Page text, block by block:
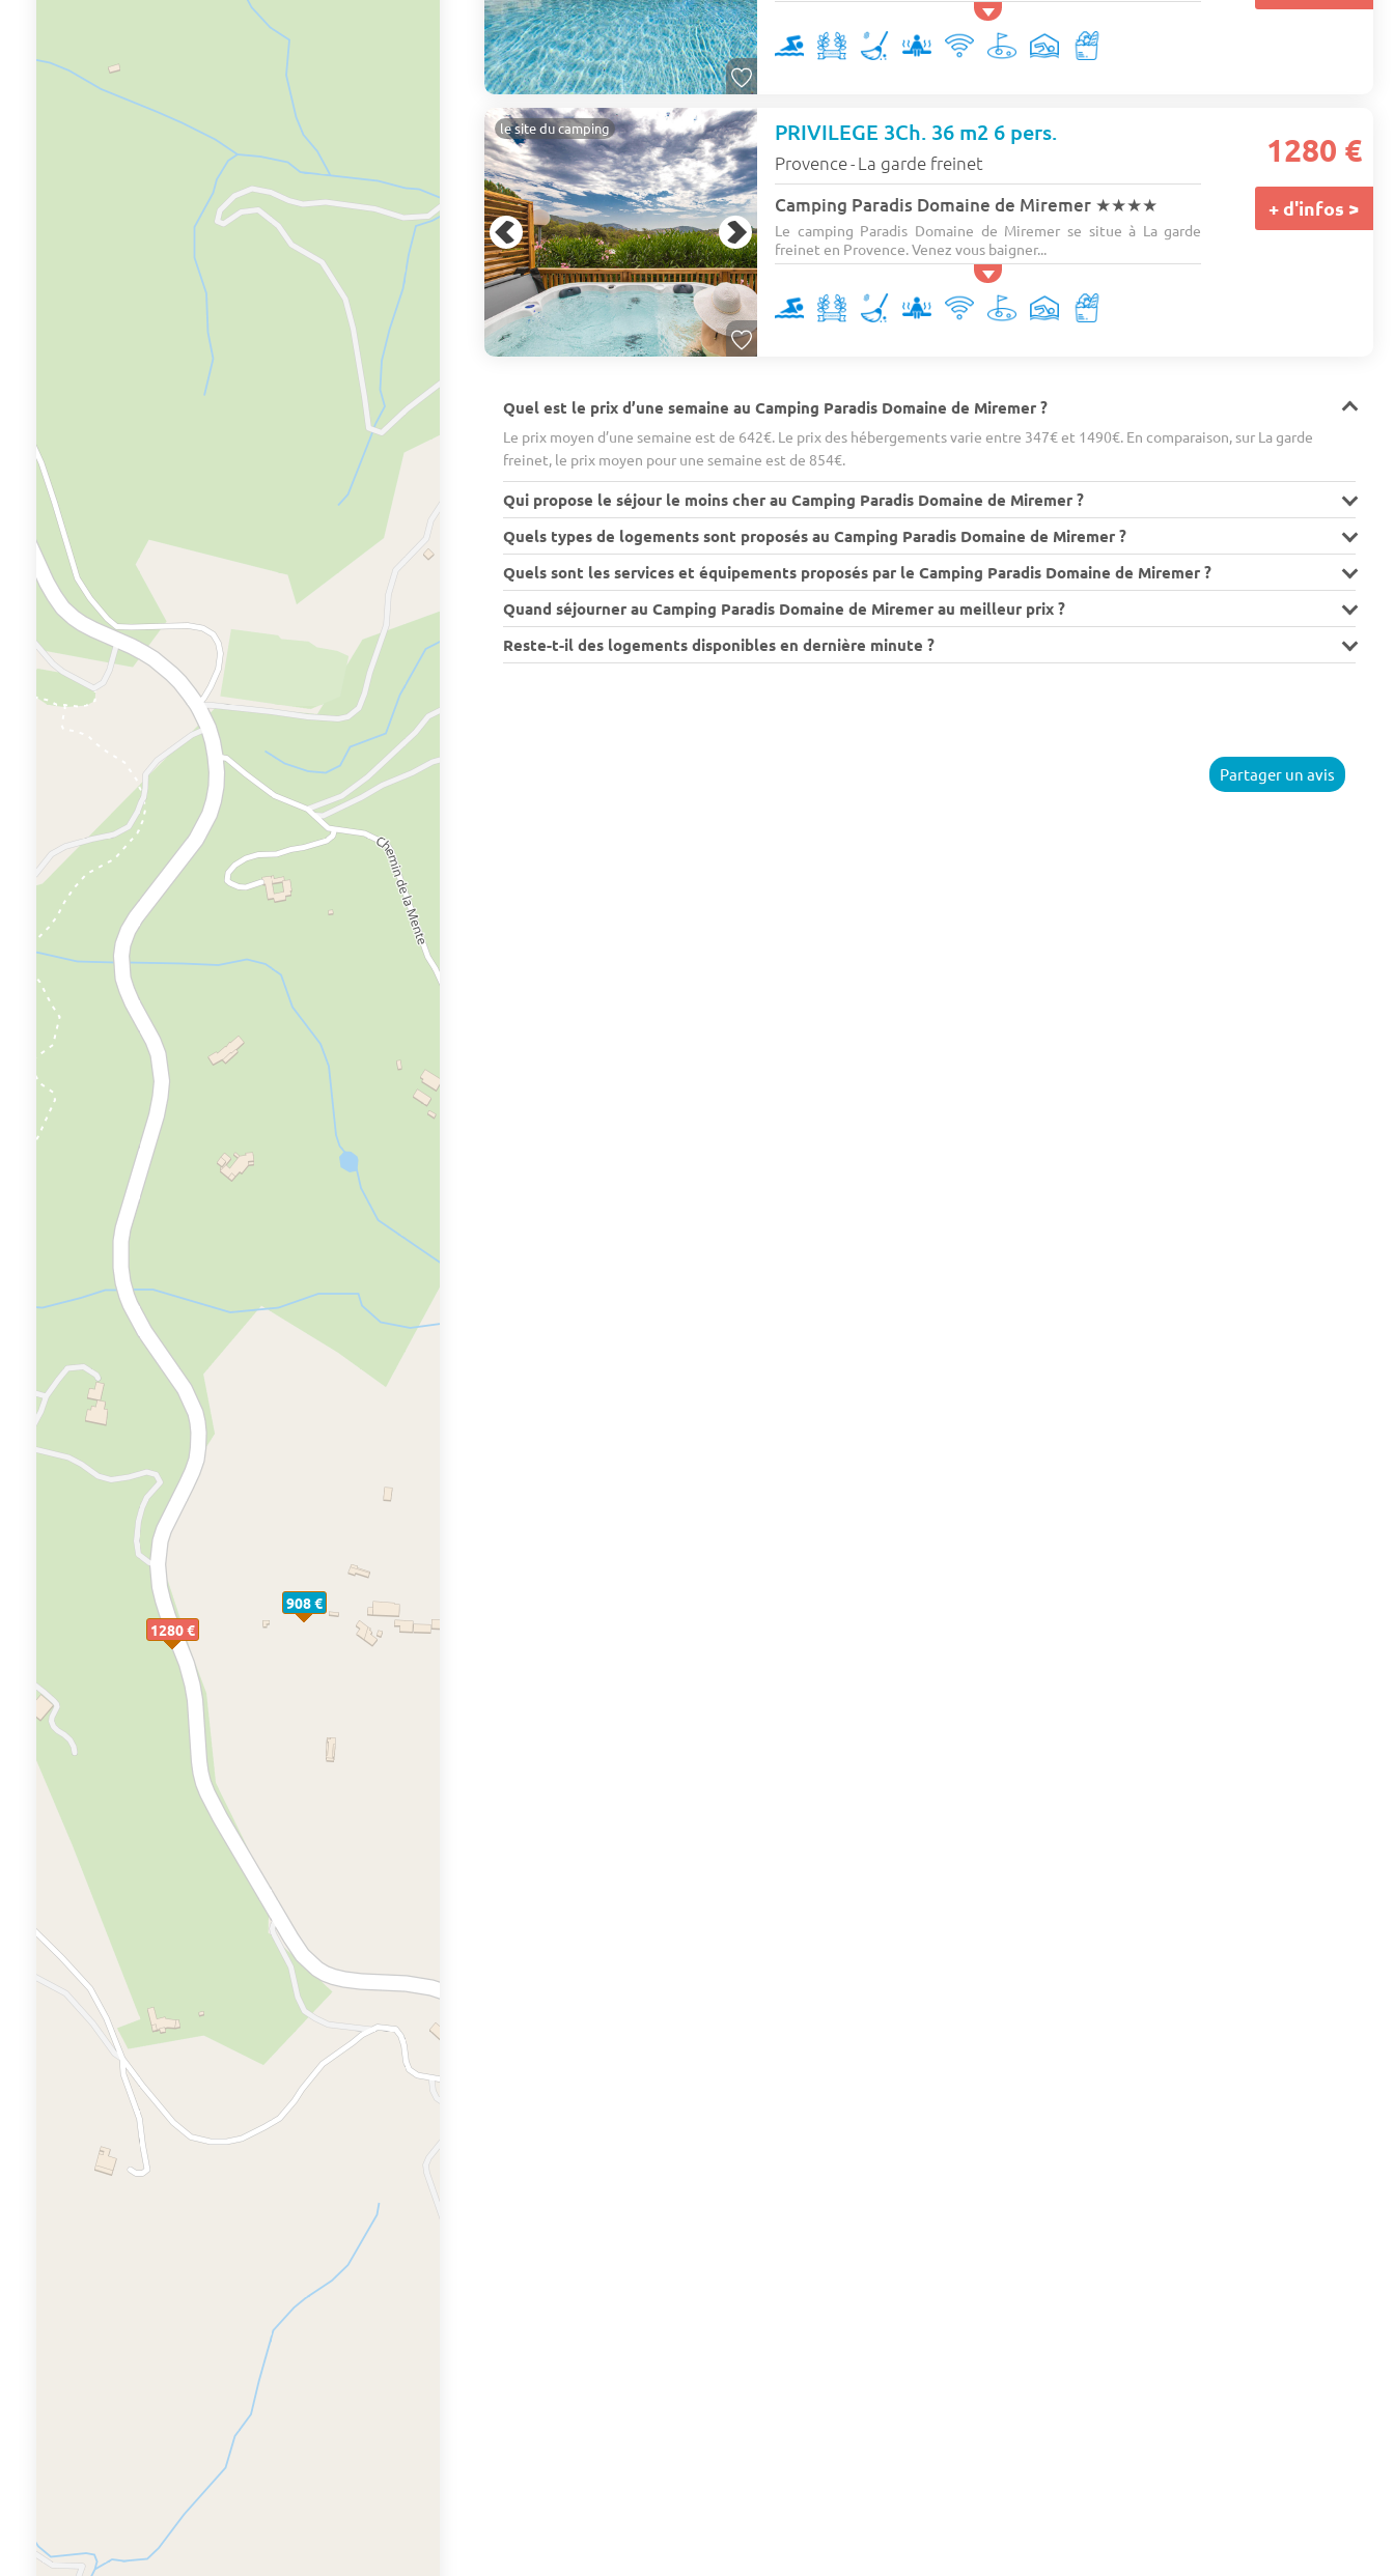
908 €
1280 €
le site du camping PRIVILEGE 3Ch. 36 m2 6 pers.
Provence- La garde freinet
Camping Paradis Domaine de Miremer ★★★★
Le camping Paradis Domaine de Miremer se situe à La garde
freinet en Provence. Venez vous baigner...
1280 €
+ d'infos >
Quel est le prix d’une semaine au Camping Paradis Domaine de Miremer ?
Le prix moyen d’une semaine est de 642€. Le prix des hébergements varie entre 347€ et 1490€. En comparaison, sur La garde
freinet, le prix moyen pour une semaine est de 854€.
Qui propose le séjour le moins cher au Camping Paradis Domaine de Miremer ?
Quels types de logements sont proposés au Camping Paradis Domaine de Miremer ?
Quels sont les services et équipements proposés par le Camping Paradis Domaine de Miremer ?
Quand séjourner au Camping Paradis Domaine de Miremer au meilleur prix ?
Reste-t-il des logements disponibles en dernière minute ?
Partager un avis